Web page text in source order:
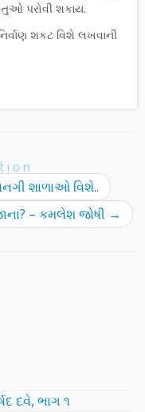
પરોવી શકાય.
શકટ વિશે લખવાની
શાળાઓ વિશે..
– કમલેશ જોષી →
દવે, ભાગ ૧